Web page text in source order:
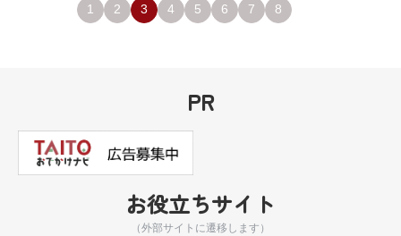
1 2 3 4 5 6 7 8
PR
お役立ちサイト
（外部サイトに遷移します）